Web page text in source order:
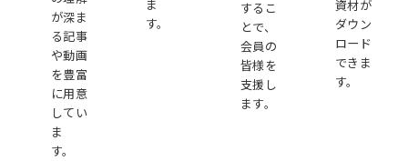
が深ま
る記事
や動画
を豊富
に用意
してい
ま
す。
ま
す。
するこ
とで、
会員の
皆様を
支援し
ます。
資材が
ダウン
ロード
できま
す。